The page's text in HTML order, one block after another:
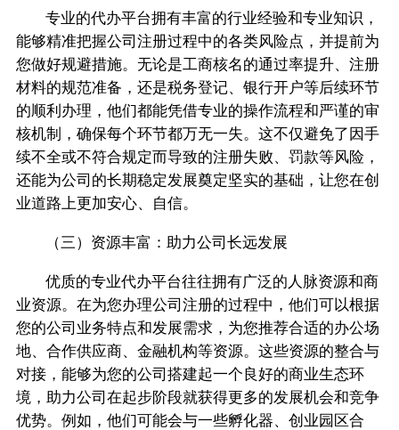
专业的代办平台拥有丰富的行业经验和专业知识，
能够精准把握公司注册过程中的各类风险点，并提前为
您做好规避措施。无论是工商核名的通过率提升、注册
材料的规范准备，还是税务登记、银行开户等后续环节
的顺利办理，他们都能凭借专业的操作流程和严谨的审
核机制，确保每个环节都万无一失。这不仅避免了因手
续不全或不符合规定而导致的注册失败、罚款等风险，
还能为公司的长期稳定发展奠定坚实的基础，让您在创
业道路上更加安心、自信。
（三）资源丰富：助力公司长远发展
优质的专业代办平台往往拥有广泛的人脉资源和商
业资源。在为您办理公司注册的过程中，他们可以根据
您的公司业务特点和发展需求，为您推荐合适的办公场
地、合作供应商、金融机构等资源。这些资源的整合与
对接，能够为您的公司搭建起一个良好的商业生态环
境，助力公司在起步阶段就获得更多的发展机会和竞争
优势。例如，他们可能会与一些孵化器、创业园区合